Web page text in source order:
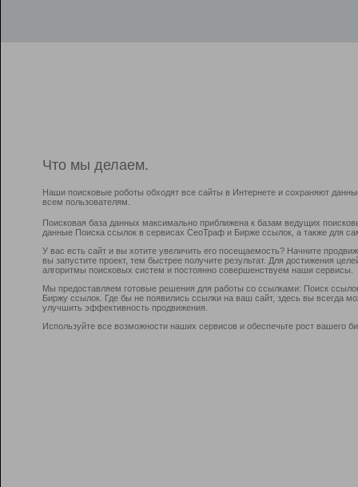
Что мы делаем.
Наши поисковые роботы обходят все сайты в Интернете и сохраняют
всем пользователям.
Поисковая база данных максимально приближена к базам ведущих
данные Поиска ссылок в сервисах СеоТраф и Бирже ссылок, а также для
У вас есть сайт и вы хотите увеличить его посещаемость? Начните
вы запустите проект, тем быстрее получите результат. Для достижения
алгоритмы поисковых систем и постоянно совершенствуем наши сервисы.
Мы предоставляем готовые решения для работы со ссылками: Поиск
Биржу ссылок. Где бы не появились ссылки на ваш сайт, здесь вы всегда
улучшить эффективность продвижения.
Используйте все возможности наших сервисов и обеспечьте рост вашего